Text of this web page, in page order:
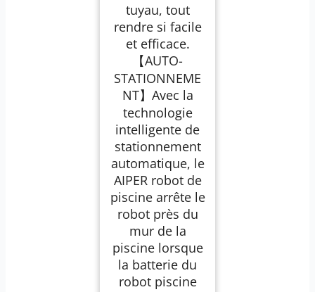
tuyau, tout
rendre si facile
et efficace.
【AUTO-
STATIONNEME
NT】Avec la
technologie
intelligente de
stationnement
automatique, le
AIPER robot de
piscine arrête le
robot près du
mur de la
piscine lorsque
la batterie du
robot piscine